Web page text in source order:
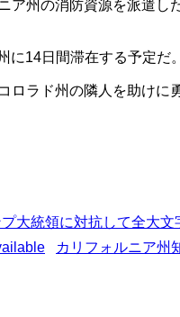
州の消防資源を派遣し
14日間滞在する予定だ。
ラド州の隣人を助けに
大統領に対抗して全大
カリフォルニア州